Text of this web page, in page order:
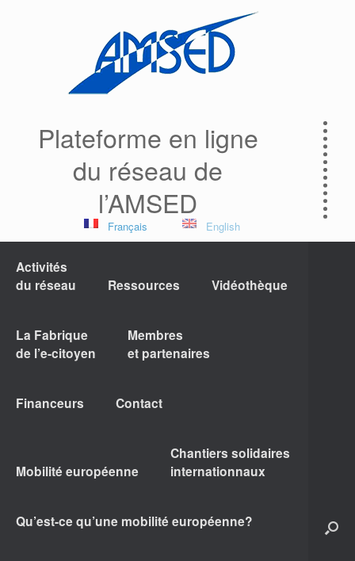
Plateforme en ligne
du réseau de
l’AMSED
Français English
Activités
du réseau
Ressources Vidéothèque
La Fabrique
de l’e-citoyen
Membres
et partenaires
Financeurs Contact
Mobilité européenne
Chantiers solidaires
internationnaux
Qu’est-ce qu’une mobilité européenne?